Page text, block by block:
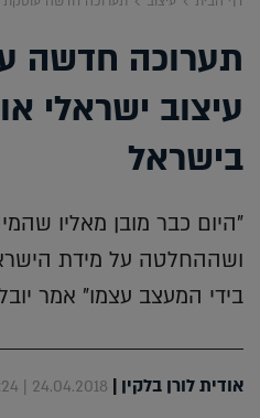
תערוכה חדשה
עיצוב ישראלי
בישראל
"היום כבר מובן מאליו
ושההחלטה על מידת
בידי המעצב עצמו" אמר
אודית לורן בלקין |
24.04.2018 | 13:24